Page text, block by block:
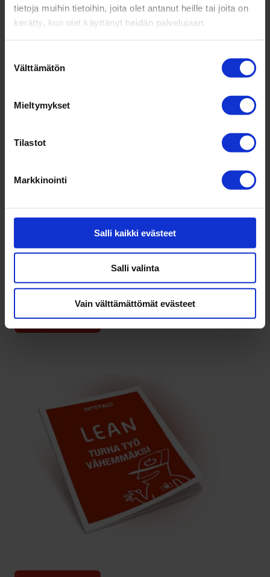
tietoja muihin tietoihin, joita olet antanut heille tai joita on
kerätty, kun olet käyttänyt heidän palvelujaan.
valinta
Välttämätön
Mieltymykset
Tilastot
Markkinointi
Salli kaikki evästeet
Salli valinta
Vain välttämättömät evästeet
Lataa opas
Lataa opas